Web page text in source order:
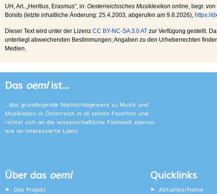
UH , Art. „Heritius, Erasmus“, in: Oesterreichisches Musiklexikon online , begr.
Boisits (letzte inhaltliche Änderung: 25.4.2003 , abgerufen am 9.8.2026), https://
Dieser Text wird unter der Lizenz CC BY-NC-SA 3.0 AT zur Verfügung gestellt.
unterliegt abweichenden Bestimmungen; Angaben zu den Urheberrechten
Medien.
Das oemlist...
...das grundlegende Nachschlagewerk zu Musik und
Musikleben in Österreich in all seinen Facetten und
richtet sich an die wissenschaftliche Fachwelt ebenso
wie an interessierte Laien.
Über das oeml
Das Projekt
Quicklinks
Aktuelles/Home